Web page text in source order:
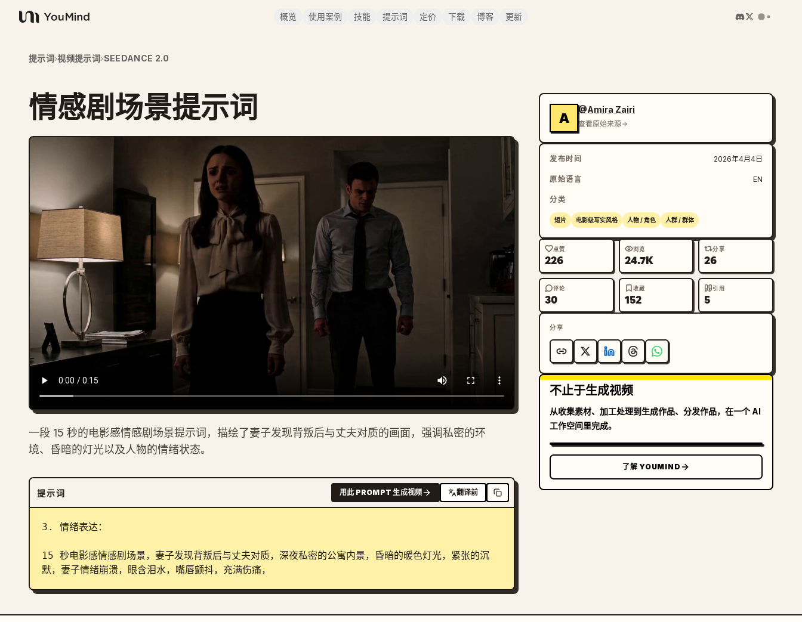
YouMind
概览 使用案例 技能 提示词 定价 下载 博客 更新
提示词›视频提示词›SEEDANCE 2.0
情感剧场景提示词
一段 15 秒的电影感情感剧场景提示词，描绘了妻子发现背叛后与丈夫对质的画面，强调私密的环
境、昏暗的灯光以及人物的情绪状态。
提示词 用此 PROMPT 生成视频 翻译前
3. 情绪表达：
15 秒电影感情感剧场景，妻子发现背叛后与丈夫对质，深夜私密的公寓内景，昏暗的暖色灯光，紧张的沉
默，妻子情绪崩溃，眼含泪水，嘴唇颤抖，充满伤痛，
A
@Amira Zairi
查看原始来源
发布时间 2026年4月4日
原始语言 EN
分类
短片 电影级写实风格 人物 / 角色 人群 / 群体
点赞
226
浏览
24.7K
分享
26
评论
30
收藏
152
引用
5
分享
不止于生成视频
从收集素材、加工处理到生成作品、分发作品，在一个 AI
工作空间里完成。
了解 YOUMIND